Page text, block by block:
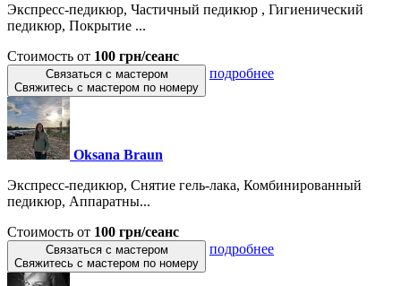
Экспресс-педикюр, Частичный педикюр , Гигиенический
педикюр, Покрытие ...
Стоимость от 100 грн/сеанс
Связаться с мастером
Свяжитесь с мастером по номеру
подробнее
Oksana Braun
Экспресс-педикюр, Снятие гель-лака, Комбинированный
педикюр, Аппаратны...
Стоимость от 100 грн/сеанс
Связаться с мастером
Свяжитесь с мастером по номеру
подробнее